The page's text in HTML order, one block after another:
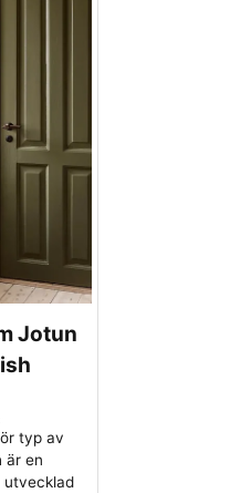
Jotun
typ av
är en
utvecklad